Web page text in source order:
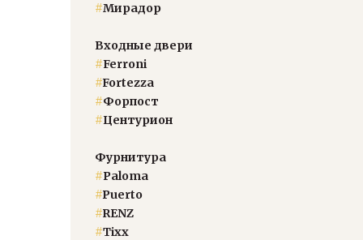
#Мирадор
Входные двери
#Ferroni
#Fortezza
#Форпост
#Центурион
Фурнитура
#Paloma
#Puerto
#RENZ
#Тixx